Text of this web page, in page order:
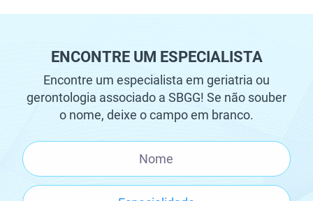
ENCONTRE UM ESPECIALISTA
Encontre um especialista em geriatria ou
gerontologia associado a SBGG! Se não souber
o nome, deixe o campo em branco.